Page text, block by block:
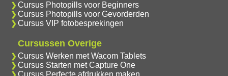
Cursus Photopills voor Beginners
Cursus Photopills voor Gevorderden
Cursus VIP fotobesprekingen
Cursussen Overige
Cursus Werken met Wacom Tablets
Cursus Starten met Capture One